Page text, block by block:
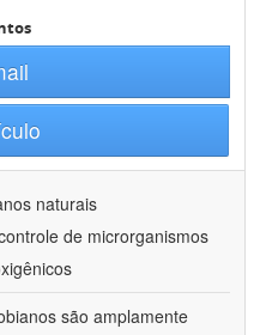
naturais
de microrganismos
são amplamente